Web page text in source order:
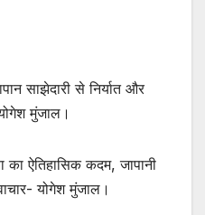
साझेदारी से निर्यात और
मुंजाल।
का ऐतिहासिक कदम, जापानी
योगेश मुंजाल।